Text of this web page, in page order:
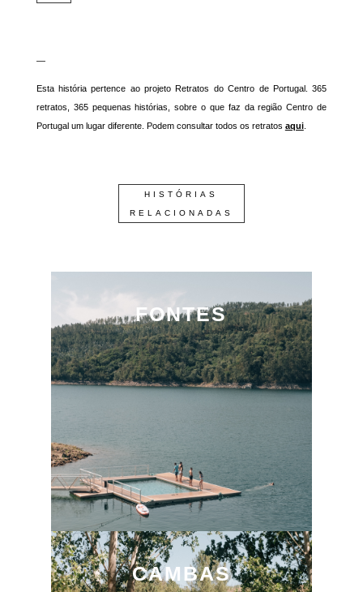
—
Esta história pertence ao projeto Retratos do Centro de Portugal. 365
retratos, 365 pequenas histórias, sobre o que faz da região Centro de
Portugal um lugar diferente. Podem consultar todos os retratos aqui.
HISTÓRIAS
RELACIONADAS
FONTES
CAMBAS